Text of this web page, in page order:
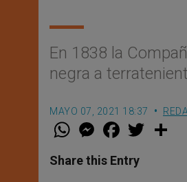
En 1838 la
negra a
MAYO 07, 2021 18:37
W
t
s
M
e
s
e
F
a
e
b
w
Share this Entry